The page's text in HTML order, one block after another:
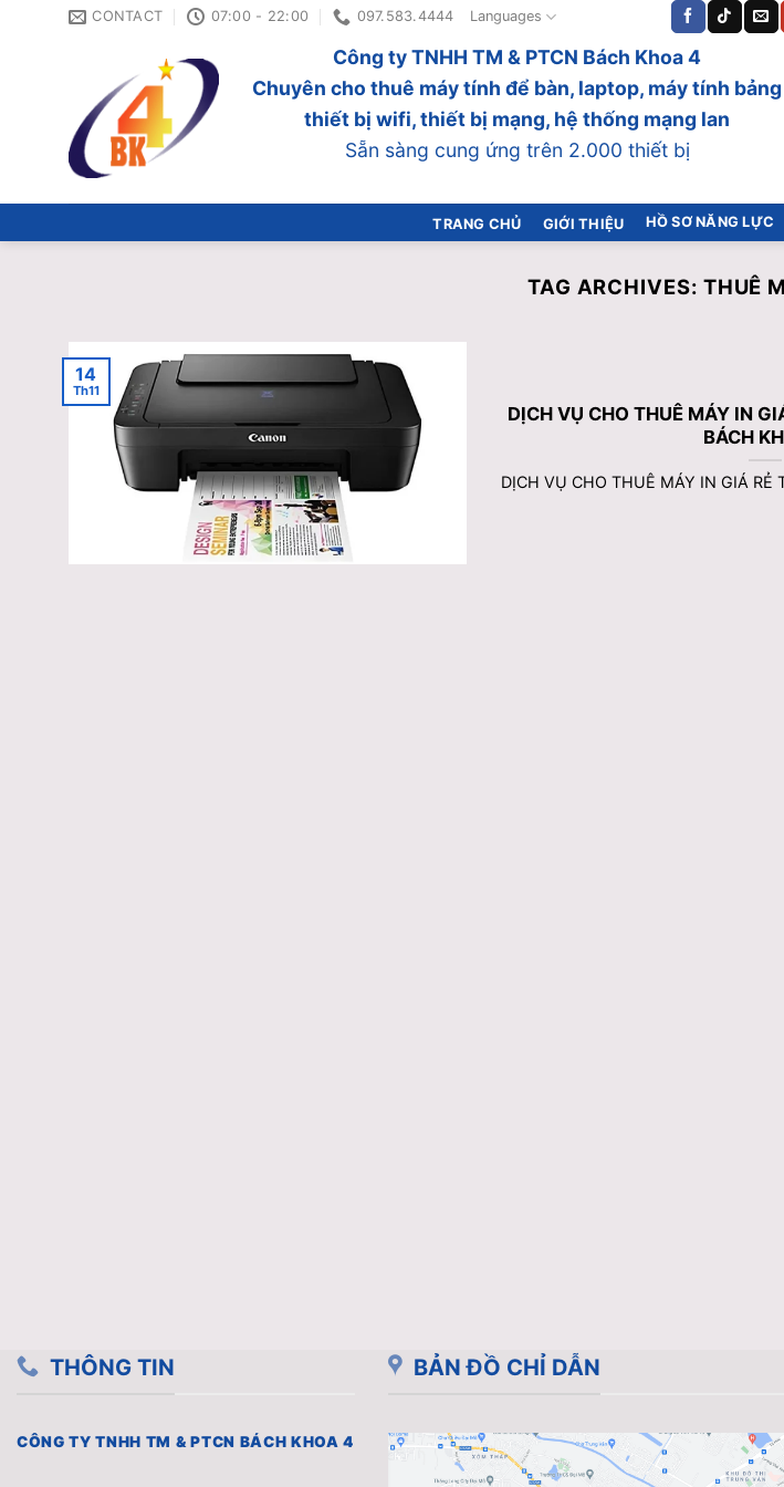
CONTACT 07:00 - 22:00 097.583.4444 Languages
Công ty TNHH TM & PTCN Bách Khoa 4
Chuyên cho thuê máy tính để bàn, laptop, máy tính bảng
thiết bị wifi, thiết bị mạng, hệ thống mạng lan
Sẵn sàng cung ứng trên 2.000 thiết bị
TRANG CHỦ GIỚI THIỆU HỒ SƠ NĂNG LỰC
TAG ARCHIVES: THUÊ
DỊCH VỤ CHO THUÊ MÁY IN
BÁCH
DỊCH VỤ CHO THUÊ MÁY IN GIÁ RẺ
14
Th11
THÔNG TIN
CÔNG TY TNHH TM & PTCN BÁCH KHOA 4
BẢN ĐỒ CHỈ DẪN